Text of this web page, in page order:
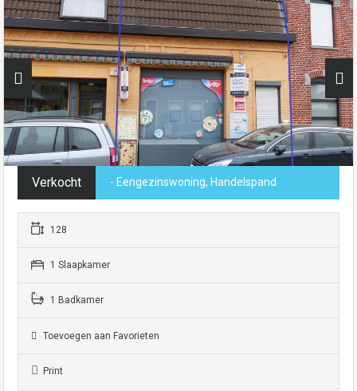
Verkocht - Eengezinswoning, Handelspand
128
1 Slaapkamer
1 Badkamer
Toevoegen aan Favorieten
Print